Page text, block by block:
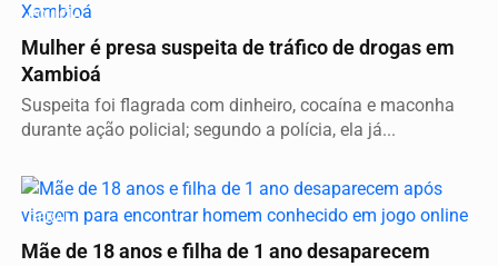
POLÍCIA
Mulher é presa suspeita de tráfico de drogas em
Xambioá
Suspeita foi flagrada com dinheiro, cocaína e maconha
durante ação policial; segundo a polícia, ela já...
GERAL
Mãe de 18 anos e filha de 1 ano desaparecem